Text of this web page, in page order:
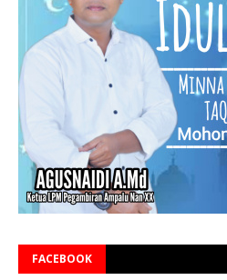
FACEBOOK